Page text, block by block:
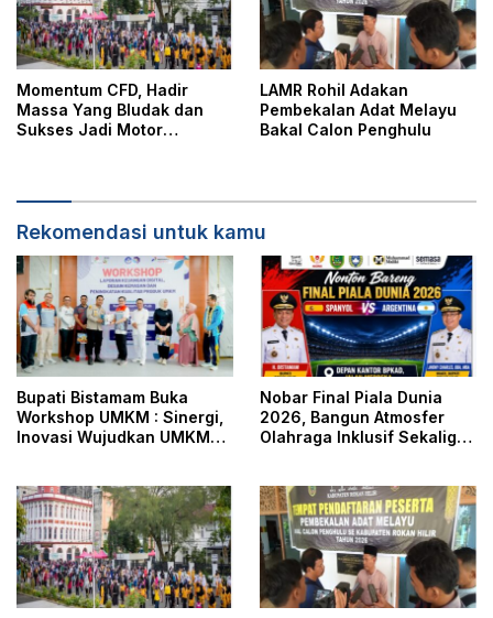
Momentum CFD, Hadir
Massa Yang Bludak dan
Sukses Jadi Motor
LAMR Rohil Adakan
Pembekalan Adat Melayu
Bakal Calon Penghulu
Rekomendasi untuk kamu
Bupati Bistamam Buka
Workshop UMKM : Sinergi,
Inovasi Wujudkan UMKM
Nobar Final Piala Dunia
2026, Bangun Atmosfer
Olahraga Inklusif Sekaligus
Masyarakat